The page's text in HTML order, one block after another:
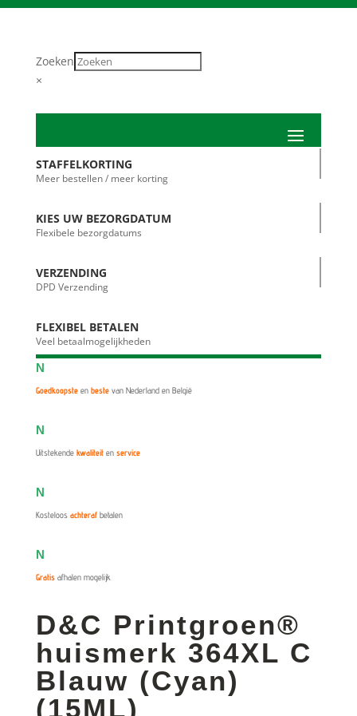
Zoeken
×
STAFFELKORTING
Meer bestellen / meer korting
KIES UW BEZORGDATUM
Flexibele bezorgdatums
VERZENDING
DPD Verzending
FLEXIBEL BETALEN
Veel betaalmogelijkheden
N
Goedkoopsteen bestevan Nederland en België
N
Uitstekendekwaliteiten service
N
Kosteloos achteraf betalen
N
Gratis afhalen mogelijk
D&C Printgroen®
huismerk 364XL C
Blauw (Cyan)
(15ML)